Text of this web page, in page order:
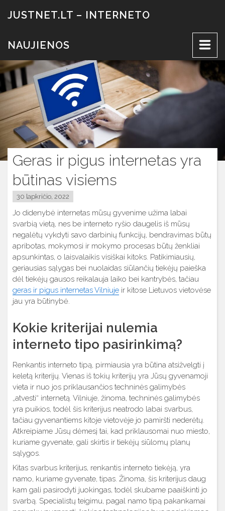
prieJUSTNET.LT – INTERNETO
NAUJIENOS
Geras ir pigus internetas yra
būtinas visiems
30 lapkričio, 2022
Jo didenybė internetas mūsų gyvenime užima labai
svarbią vietą, nes be interneto ryšio daugelis iš mūsų
negalėtų vykdyti savo darbinių funkcijų, bendravimas būtų
apribotas, mokymosi ir mokymo procesas būtų ženkliai
apsunkintas, o laisvalaikis visiškai kitoks. Patikimiausių,
geriausias sąlygas bei nuolaidas siūlančių tiekėjų paieška
dėl tiekėjų gausos reikalauja laiko bei kantrybės, tačiau
geras ir pigus internetas Vilniuje ir kitose Lietuvos vietovėse
jau yra būtinybė.
Kokie kriterijai nulemia
interneto tipo pasirinkimą?
Renkantis interneto tipą, pirmiausia yra būtina atsižvelgti į
keletą kriterijų. Vienas iš tokių kriterijų yra Jūsų gyvenamoji
vieta ir nuo jos priklausančios techninės galimybės
„atvesti“ internetą. Vilniuje, žinoma, techninės galimybės
yra puikios, todėl šis kriterijus neatrodo labai svarbus,
tačiau gyvenantiems kitoje vietovėje jo pamiršti nederėtų.
Atkreipiame Jūsų dėmesį tai, kad priklausomai nuo miesto,
kuriame gyvenate, gali skirtis ir tiekėjų siūlomų planų
sąlygos.
Kitas svarbus kriterijus, renkantis interneto tiekėją, yra
namo, kuriame gyvenate, tipas. Žinoma, šis kriterijus daug
kam gali pasirodyti juokingas, todėl skubame paaiškinti jo
svarbą. Specialistų teigimu, pagal namo tipą pakankamai